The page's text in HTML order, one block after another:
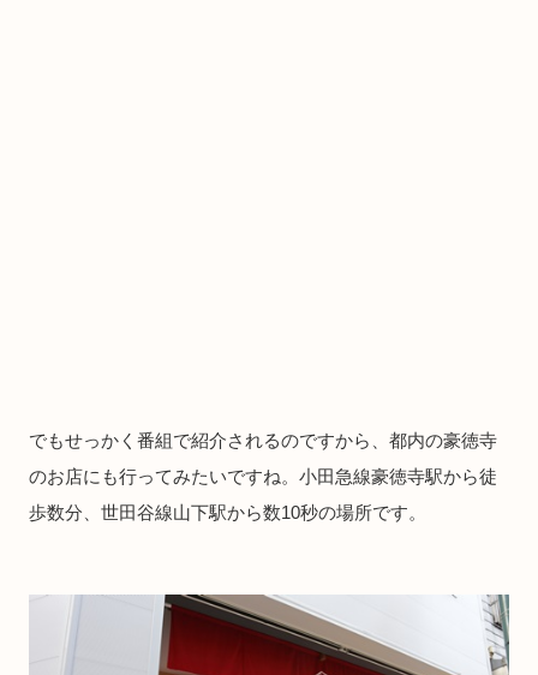
でもせっかく番組で紹介されるのですから、都内の豪徳寺
のお店にも行ってみたいですね。小田急線豪徳寺駅から徒
歩数分、世田谷線山下駅から数10秒の場所です。